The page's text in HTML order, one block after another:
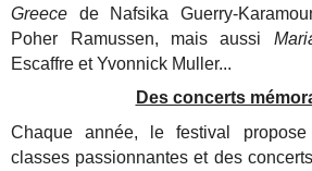
Greece de Nafsika Guerry-
Poher Ramussen, mais aussi
Escaffre et Yvonnick Muller...
Des concerts
Chaque année, le festival
classes passionnantes et des